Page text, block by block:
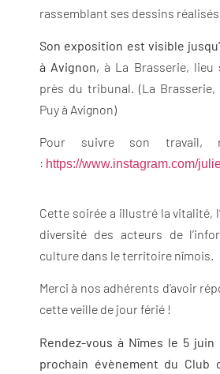
rassemblant ses dessins
Son exposition est visible
à Avignon, à La Brasserie, lieu
près du tribunal. (La Brasserie,
Puy à Avignon)
Pour suivre son travail,
: https://www.instagram.com/
Cette soirée a illustré la vitalité,
diversité des acteurs de
culture dans le territoire nîmois.
Merci à nos adhérents d’avoir
cette veille de jour férié !
Rendez-vous à Nîmes le 5
prochain évènement du Club